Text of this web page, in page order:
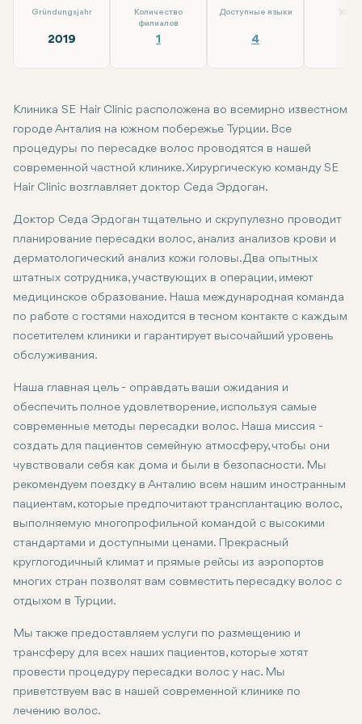
Gründungsjahr
2019
Количество
филиалов
1
Доступные языки
4
Клиника SE Hair Clinic расположена во всемирно известном
городе Анталия на южном побережье Турции. Все
процедуры по пересадке волос проводятся в нашей
современной частной клинике. Хирургическую команду SE
Hair Clinic возглавляет доктор Седа Эрдоган.
Доктор Седа Эрдоган тщательно и скрупулезно проводит
планирование пересадки волос, анализ анализов крови и
дерматологический анализ кожи головы. Два опытных
штатных сотрудника, участвующих в операции, имеют
медицинское образование. Наша международная команда
по работе с гостями находится в тесном контакте с каждым
посетителем клиники и гарантирует высочайший уровень
обслуживания.
Наша главная цель - оправдать ваши ожидания и
обеспечить полное удовлетворение, используя самые
современные методы пересадки волос. Наша миссия -
создать для пациентов семейную атмосферу, чтобы они
чувствовали себя как дома и были в безопасности. Мы
рекомендуем поездку в Анталию всем нашим иностранным
пациентам, которые предпочитают трансплантацию волос,
выполняемую многопрофильной командой с высокими
стандартами и доступными ценами. Прекрасный
круглогодичный климат и прямые рейсы из аэропортов
многих стран позволят вам совместить пересадку волос с
отдыхом в Турции.
Мы также предоставляем услуги по размещению и
трансферу для всех наших пациентов, которые хотят
провести процедуру пересадки волос у нас. Мы
приветствуем вас в нашей современной клинике по
лечению волос.